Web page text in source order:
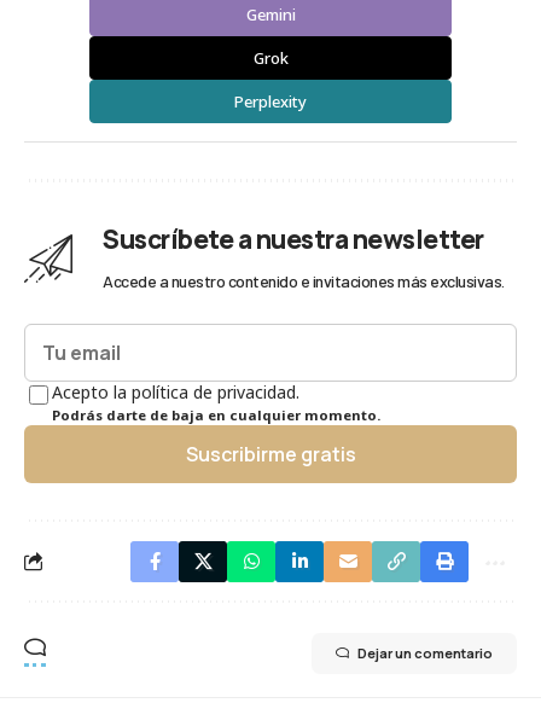
Gemini
Grok
Perplexity
Suscríbete a nuestra newsletter
Accede a nuestro contenido e invitaciones más exclusivas.
Acepto la política de privacidad.
Podrás darte de baja en cualquier momento.
Suscribirme gratis
Dejar un comentario